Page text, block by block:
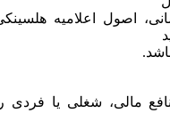
اصول اعلامیه هلسینکی
مالی، شغلی یا فردی را